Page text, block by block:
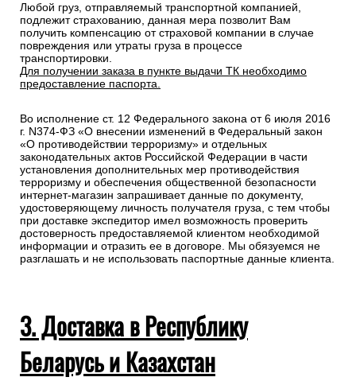
Любой груз, отправляемый транспортной компанией,
подлежит страхованию, данная мера позволит Вам
получить компенсацию от страховой компании в случае
повреждения или утраты груза в процессе
транспортировки.
Для получении заказа в пункте выдачи ТК необходимо
предоставление паспорта.
Во исполнение ст. 12 Федерального закона от 6 июля 2016
г. N374-ФЗ «О внесении изменений в Федеральный закон
«О противодействии терроризму» и отдельных
законодательных актов Российской Федерации в части
установления дополнительных мер противодействия
терроризму и обеспечения общественной безопасности
интернет-магазин запрашивает данные по документу,
удостоверяющему личность получателя груза, с тем чтобы
при доставке экспедитор имел возможность проверить
достоверность предоставляемой клиентом необходимой
информации и отразить ее в договоре. Мы обязуемся не
разглашать и не использовать паспортные данные клиента.
3. Доставка в Республику
Беларусь и Казахстан